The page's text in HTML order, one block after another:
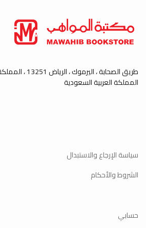
طريق الصحابة ، اليرموك ، الرياض 13251 ، المملكة العربية السعودية
المملكة العربية السعودية
سياسة الإرجاع والاستبدال
الشروط والأحكام
حسابي